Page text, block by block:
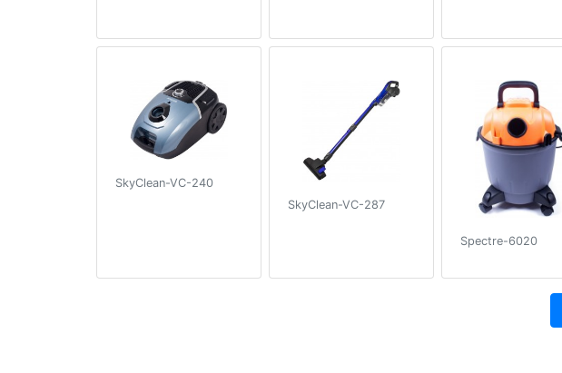
SkyClean-VC-240
SkyClean-VC-287
Spectre-6020